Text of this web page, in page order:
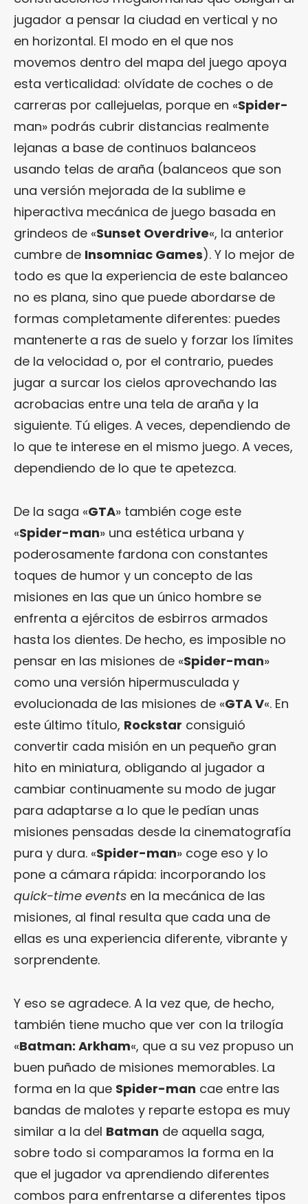
jugador a pensar la ciudad en vertical y no
en horizontal. El modo en el que nos
movemos dentro del mapa del juego apoya
esta verticalidad: olvídate de coches o de
carreras por callejuelas, porque en «Spider-
man» podrás cubrir distancias realmente
lejanas a base de continuos balanceos
usando telas de araña (balanceos que son
una versión mejorada de la sublime e
hiperactiva mecánica de juego basada en
grindeos de «Sunset Overdrive«, la anterior
cumbre de Insomniac Games). Y lo mejor de
todo es que la experiencia de este balanceo
no es plana, sino que puede abordarse de
formas completamente diferentes: puedes
mantenerte a ras de suelo y forzar los límites
de la velocidad o, por el contrario, puedes
jugar a surcar los cielos aprovechando las
acrobacias entre una tela de araña y la
siguiente. Tú eliges. A veces, dependiendo de
lo que te interese en el mismo juego. A veces,
dependiendo de lo que te apetezca.
De la saga «GTA» también coge este
«Spider-man» una estética urbana y
poderosamente fardona con constantes
toques de humor y un concepto de las
misiones en las que un único hombre se
enfrenta a ejércitos de esbirros armados
hasta los dientes. De hecho, es imposible no
pensar en las misiones de «Spider-man»
como una versión hipermusculada y
evolucionada de las misiones de «GTA V«. En
este último título, Rockstar consiguió
convertir cada misión en un pequeño gran
hito en miniatura, obligando al jugador a
cambiar continuamente su modo de jugar
para adaptarse a lo que le pedían unas
misiones pensadas desde la cinematografía
pura y dura. «Spider-man» coge eso y lo
pone a cámara rápida: incorporando los
quick-time events en la mecánica de las
misiones, al final resulta que cada una de
ellas es una experiencia diferente, vibrante y
sorprendente.
Y eso se agradece. A la vez que, de hecho,
también tiene mucho que ver con la trilogía
«Batman: Arkham«, que a su vez propuso un
buen puñado de misiones memorables. La
forma en la que Spider-man cae entre las
bandas de malotes y reparte estopa es muy
similar a la del Batman de aquella saga,
sobre todo si comparamos la forma en la
que el jugador va aprendiendo diferentes
combos para enfrentarse a diferentes tipos